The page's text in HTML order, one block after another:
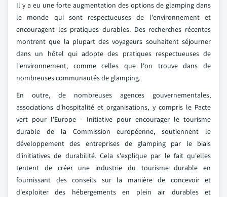
Il y a eu une forte augmentation des options de glamping dans
le monde qui sont respectueuses de l'environnement et
encouragent les pratiques durables. Des recherches récentes
montrent que la plupart des voyageurs souhaitent séjourner
dans un hôtel qui adopte des pratiques respectueuses de
l'environnement, comme celles que l'on trouve dans de
nombreuses communautés de glamping.
En outre, de nombreuses agences gouvernementales,
associations d'hospitalité et organisations, y compris le Pacte
vert pour l'Europe - Initiative pour encourager le tourisme
durable de la Commission européenne, soutiennent le
développement des entreprises de glamping par le biais
d'initiatives de durabilité. Cela s'explique par le fait qu'elles
tentent de créer une industrie du tourisme durable en
fournissant des conseils sur la manière de concevoir et
d'exploiter des hébergements en plein air durables et